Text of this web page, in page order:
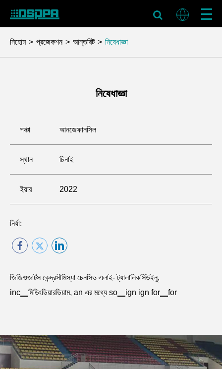
নিহোম প্রজেকশন আন্তরিট নিষেধাজ্ঞা
নিষেধাজ্ঞা
পঞ্চা আনজেফানসিল
স্থান চিনাই
ইয়ার 2022
নির্যা:
জিজিওজার্টস কেন্দ্রসীমিস্যা চেনসিভ এলাই- ট্যালালিকর্সিউইনু,
inc▁মিডিংডিয়ারডিয়াম, an এর মধ্যে so▁ign ign for▁for